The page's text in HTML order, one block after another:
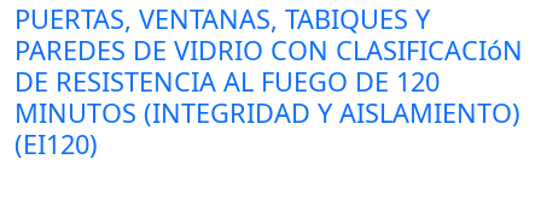
PUERTAS, VENTANAS, TABIQUES Y
PAREDES DE VIDRIO CON CLASIFICACIóN
DE RESISTENCIA AL FUEGO DE 120
MINUTOS (INTEGRIDAD Y AISLAMIENTO)
(EI120)